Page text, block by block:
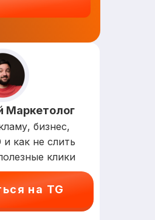
Маркетолог
бизнес,
и как не слить
клики
на TG